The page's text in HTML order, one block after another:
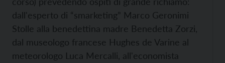
dall'esperto di “smarketing” Marco Geronimi
Stolle alla benedettina madre Benedetta Zorzi,
dal museologo francese Hughes de Varine al
meteorologo Luca Mercalli, all'economista